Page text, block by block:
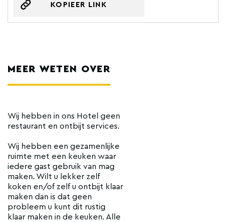
KOPIEER LINK
MEER WETEN OVER
Wij hebben in ons Hotel geen
restaurant en ontbijt services.
Wij hebben een gezamenlijke
ruimte met een keuken waar
iedere gast gebruik van mag
maken. Wilt u lekker zelf
koken en/of zelf u ontbijt klaar
maken dan is dat geen
probleem u kunt dit rustig
klaar maken in de keuken. Alle